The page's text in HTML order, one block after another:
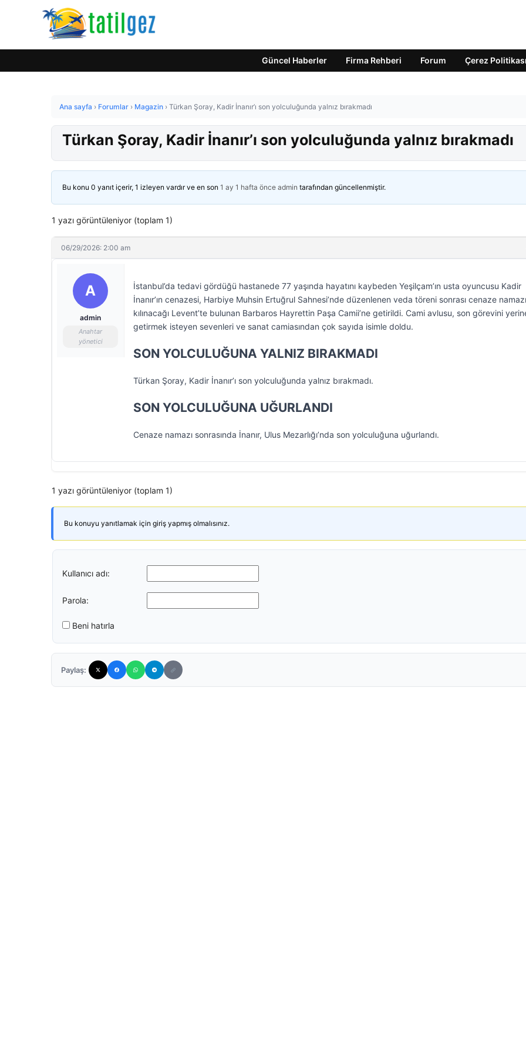
Güncel Haberler Firma Rehberi Forum Çerez Politikası
Ana sayfa › Forumlar › Magazin › Türkan Şoray, Kadir İnanır’ı son yolculuğunda yalnız bırakmadı
Türkan Şoray, Kadir İnanır’ı son yolculuğunda yalnız bırakmadı
Bu konu 0 yanıt içerir, 1 izleyen vardır ve en son 1 ay 1 hafta önce admin tarafından güncellenmiştir.
1 yazı görüntüleniyor (toplam 1)
06/29/2026: 2:00 am
A
admin
Anahtar
yönetici
İstanbul’da tedavi gördüğü hastanede 77 yaşında hayatını kaybeden Yeşilçam’ın usta oyuncusu Kadir
İnanır’ın cenazesi, Harbiye Muhsin Ertuğrul Sahnesi’nde düzenlenen veda töreni sonrası cenaze
kılınacağı Levent’te bulunan Barbaros Hayrettin Paşa Camii’ne getirildi. Cami avlusu, son görevini
getirmek isteyen sevenleri ve sanat camiasından çok sayıda isimle doldu.
SON YOLCULUĞUNA YALNIZ BIRAKMADI
Türkan Şoray, Kadir İnanır’ı son yolculuğunda yalnız bırakmadı.
SON YOLCULUĞUNA UĞURLANDI
Cenaze namazı sonrasında İnanır, Ulus Mezarlığı’nda son yolculuğuna uğurlandı.
1 yazı görüntüleniyor (toplam 1)
Bu konuyu yanıtlamak için giriş yapmış olmalısınız.
Kullanıcı adı:
Parola:
Beni hatırla
Paylaş: